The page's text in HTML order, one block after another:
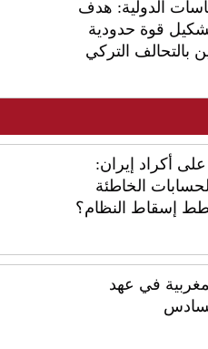
الدولية: هدف
قوة حدودية
التركي
أكراد إيران:
الخاطئة
إسقاط النظام؟
في عهد